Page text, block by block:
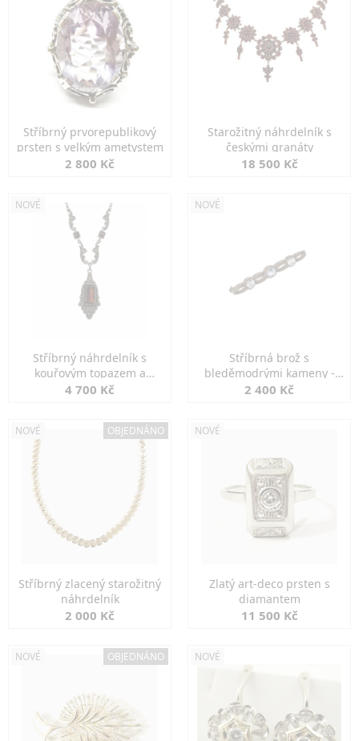
Stříbrný prvorepublikový
prsten s velkým ametystem
2 800 Kč
Starožitný náhrdelník s
českými granáty
18 500 Kč
NOVÉ
Stříbrný náhrdelník s
kouřovým topazem a
markazity
4 700 Kč
NOVÉ
Stříbrná brož s
bleděmodrými kameny -
jemná elegance
2 400 Kč
NOVÉ OBJEDNÁNO
Stříbrný zlacený starožitný
náhrdelník
2 000 Kč
NOVÉ
Zlatý art-deco prsten s
diamantem
11 500 Kč
NOVÉ OBJEDNÁNO NOVÉ